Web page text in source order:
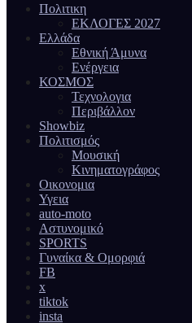
Πολιτικη
ΕΚΛΟΓΕΣ 2027
Ελλάδα
Εθνική Άμυνα
Ενέργεια
ΚΟΣΜΟΣ
Τεχνολογια
Περιβάλλον
Showbiz
Πολιτισμός
Μουσική
Κινηματογράφος
Οικονομια
Υγεια
auto-moto
Αστυνομικό
SPORTS
Γυναίκα & Ομορφιά
FB
x
tiktok
insta